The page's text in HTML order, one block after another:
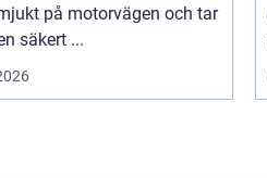
på motorvägen och tar
säkert ...